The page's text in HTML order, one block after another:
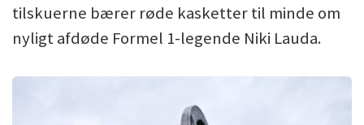
tilskuerne bærer røde kasketter til minde om
nyligt afdøde Formel 1-legende Niki Lauda.